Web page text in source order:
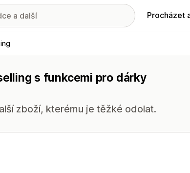
Procházet
s funkcemi pro dárky
zboží, kterému je těžké odolat.